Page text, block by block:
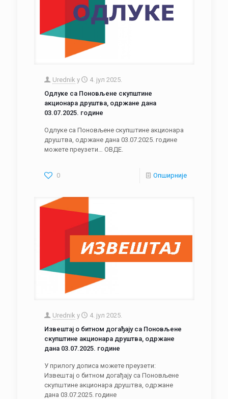
Urednik у
4. јул 2025.
Одлуке са Поновљене скупштине
акционара друштва, одржане дана
03.07.2025. године
Одлуке са Поновљене скупштине акционара
друштва, одржане дана 03.07.2025. године
можете преузети… ОВДЕ.
0 Опширније
Urednik у
4. јул 2025.
Извештај о битном догађају са Поновљене
скупштине акционара друштва, одржане
дана 03.07.2025. године
У прилогу дописа можете преузети:
Извештај о битном догађају са Поновљене
скупштине акционара друштва, одржане
дана 03.07.2025. године